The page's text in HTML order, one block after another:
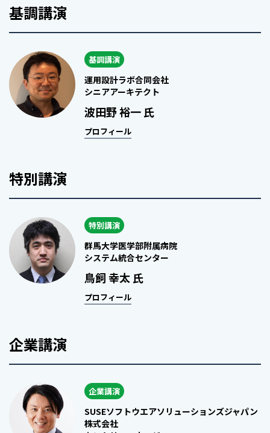
基調講演
基調講演
運用設計ラボ合同会社
シニアアーキテクト
波田野 裕一 氏
プロフィール
特別講演
特別講演
群馬大学医学部附属病院
システム統合センター
鳥飼 幸太 氏
プロフィール
企業講演
企業講演
SUSEソフトウエアソリューションズジャパン
株式会社